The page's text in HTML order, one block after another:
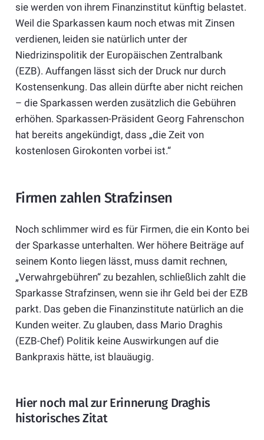
sie werden von ihrem Finanzinstitut künftig belastet.
Weil die Sparkassen kaum noch etwas mit Zinsen
verdienen, leiden sie natürlich unter der
Niedrizinspolitik der Europäischen Zentralbank
(EZB). Auffangen lässt sich der Druck nur durch
Kostensenkung. Das allein dürfte aber nicht reichen
– die Sparkassen werden zusätzlich die Gebühren
erhöhen. Sparkassen-Präsident Georg Fahrenschon
hat bereits angekündigt, dass „die Zeit von
kostenlosen Girokonten vorbei ist.“
Firmen zahlen Strafzinsen
Noch schlimmer wird es für Firmen, die ein Konto bei
der Sparkasse unterhalten. Wer höhere Beiträge auf
seinem Konto liegen lässt, muss damit rechnen,
„Verwahrgebühren“ zu bezahlen, schließlich zahlt die
Sparkasse Strafzinsen, wenn sie ihr Geld bei der EZB
parkt. Das geben die Finanzinstitute natürlich an die
Kunden weiter. Zu glauben, dass Mario Draghis
(EZB-Chef) Politik keine Auswirkungen auf die
Bankpraxis hätte, ist blauäugig.
Hier noch mal zur Erinnerung Draghis
historisches Zitat